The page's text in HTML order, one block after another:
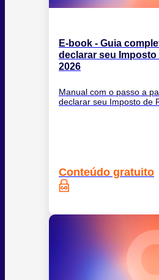
E-book - Guia
declarar seu Imposto
2026
Manual com o passo a
declarar seu Imposto de
Conteúdo gratuito